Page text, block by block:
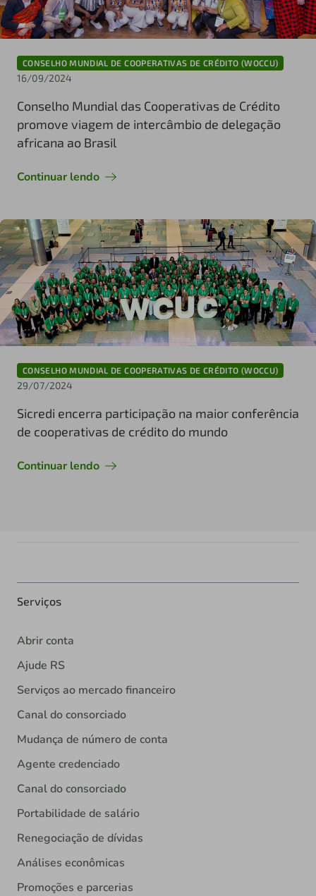
CONSELHO MUNDIAL DE COOPERATIVAS DE CRÉDITO (WOCCU)
16/09/2024
Conselho Mundial das Cooperativas de Crédito
promove viagem de intercâmbio de delegação
africana ao Brasil
Continuar lendo
CONSELHO MUNDIAL DE COOPERATIVAS DE CRÉDITO (WOCCU)
29/07/2024
Sicredi encerra participação na maior conferência
de cooperativas de crédito do mundo
Continuar lendo
Serviços
Abrir conta
Ajude RS
Serviços ao mercado financeiro
Canal do consorciado
Mudança de número de conta
Agente credenciado
Canal do consorciado
Portabilidade de salário
Renegociação de dívidas
Análises econômicas
Promoções e parcerias